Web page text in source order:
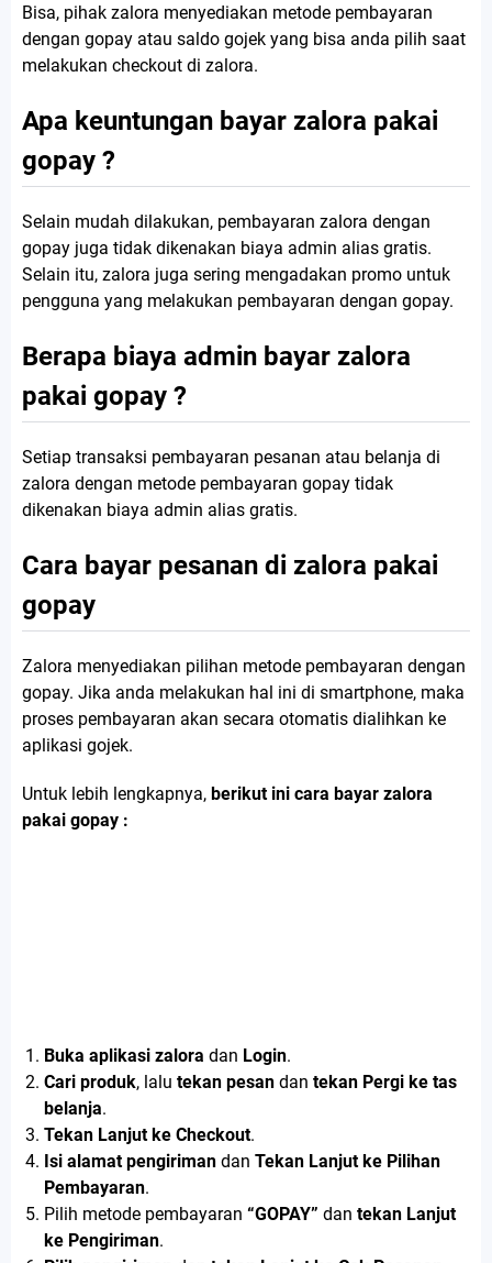
Bisa, pihak zalora menyediakan metode pembayaran
dengan gopay atau saldo gojek yang bisa anda pilih saat
melakukan checkout di zalora.
Apa keuntungan bayar zalora pakai
gopay ?
Selain mudah dilakukan, pembayaran zalora dengan
gopay juga tidak dikenakan biaya admin alias gratis.
Selain itu, zalora juga sering mengadakan promo untuk
pengguna yang melakukan pembayaran dengan gopay.
Berapa biaya admin bayar zalora
pakai gopay ?
Setiap transaksi pembayaran pesanan atau belanja di
zalora dengan metode pembayaran gopay tidak
dikenakan biaya admin alias gratis.
Cara bayar pesanan di zalora pakai
gopay
Zalora menyediakan pilihan metode pembayaran dengan
gopay. Jika anda melakukan hal ini di smartphone, maka
proses pembayaran akan secara otomatis dialihkan ke
aplikasi gojek.
Untuk lebih lengkapnya, berikut ini cara bayar zalora
pakai gopay :
Buka aplikasi zalora dan Login.
Cari produk, lalu tekan pesan dan tekan Pergi ke tas
belanja.
Tekan Lanjut ke Checkout.
Isi alamat pengiriman dan Tekan Lanjut ke Pilihan
Pembayaran.
Pilih metode pembayaran “GOPAY” dan tekan Lanjut
ke Pengiriman.